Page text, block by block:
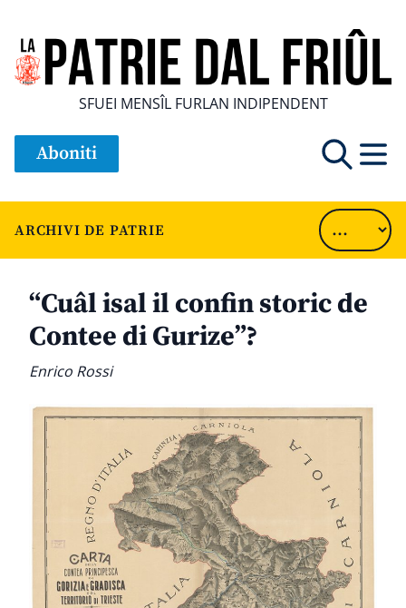
SFUEI MENSÎL FURLAN INDIPENDENT
Aboniti
ARCHIVI DE PATRIE
“Cuâl isal il confin storic de
Contee di Gurize”?
Enrico Rossi